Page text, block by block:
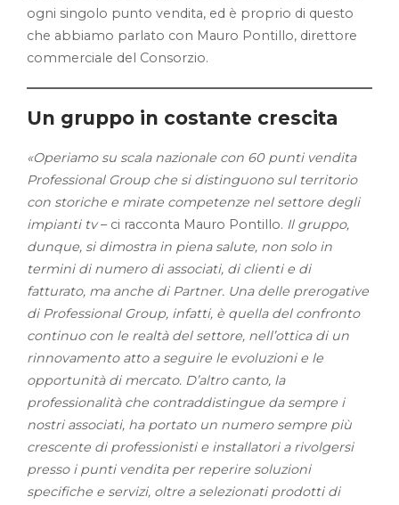
ogni singolo punto vendita, ed è proprio di questo
che abbiamo parlato con Mauro Pontillo, direttore
commerciale del Consorzio.
Un gruppo in costante crescita
«Operiamo su scala nazionale con 60 punti vendita
Professional Group che si distinguono sul territorio
con storiche e mirate competenze nel settore degli
impianti tv– ci racconta Mauro Pontillo. Il gruppo,
dunque, si dimostra in piena salute, non solo in
termini di numero di associati, di clienti e di
fatturato, ma anche di Partner. Una delle prerogative
di Professional Group, infatti, è quella del confronto
continuo con le realtà del settore, nell’ottica di un
rinnovamento atto a seguire le evoluzioni e le
opportunità di mercato. D’altro canto, la
professionalità che contraddistingue da sempre i
nostri associati, ha portato un numero sempre più
crescente di professionisti e installatori a rivolgersi
presso i punti vendita per reperire soluzioni
specifiche e servizi, oltre a selezionati prodotti di